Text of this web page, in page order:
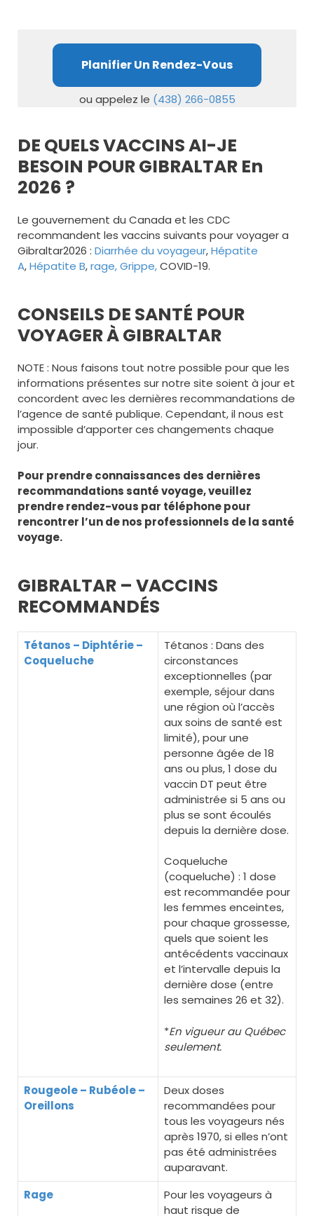
Planifier Un Rendez-Vous
ou appelez le (438) 266-0855
DE QUELS VACCINS AI-JE
BESOIN POUR GIBRALTAR En
2026 ?
Le gouvernement du Canada et les CDC
recommandent les vaccins suivants pour voyager a
Gibraltar2026 : Diarrhée du voyageur,Hépatite
A,Hépatite B,rage,Grippe,COVID-19.
CONSEILS DE SANTÉ POUR
VOYAGER À GIBRALTAR
NOTE : Nous faisons tout notre possible pour que les
informations présentes sur notre site soient à jour et
concordent avec les dernières recommandations de
l’agence de santé publique. Cependant, il nous est
impossible d’apporter ces changements chaque
jour.
Pour prendre connaissances des dernières
recommandations santé voyage, veuillez
prendre rendez-vous par téléphone pour
rencontrer l’un de nos professionnels de la santé
voyage.
GIBRALTAR – VACCINS
RECOMMANDÉS
Tétanos – Diphtérie –
Coqueluche
Tétanos : Dans des
circonstances
exceptionnelles (par
exemple, séjour dans
une région où l’accès
aux soins de santé est
limité), pour une
personne âgée de 18
ans ou plus, 1 dose du
vaccin DT peut être
administrée si 5 ans ou
plus se sont écoulés
depuis la dernière dose.
Coqueluche
(coqueluche) : 1 dose
est recommandée pour
les femmes enceintes,
pour chaque grossesse,
quels que soient les
antécédents vaccinaux
et l’intervalle depuis la
dernière dose (entre
les semaines 26 et 32).
*En vigueur au Québec
seulement.
Rougeole – Rubéole –
Oreillons
Deux doses
recommandées pour
tous les voyageurs nés
après 1970, si elles n’ont
pas été administrées
auparavant.
Rage
Pour les voyageurs à
haut risque de